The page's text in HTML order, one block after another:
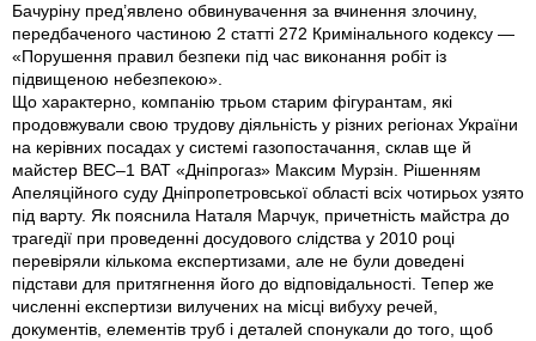
Бачуріну пред’явлено обвинувачення за вчинення злочину,
передбаченого частиною 2 статті 272 Кримінального кодексу —
«Порушення правил безпеки під час виконання робіт iз
підвищеною небезпекою».
Що характерно, компанію трьом старим фігурантам, які
продовжували свою трудову діяльність у різних регіонах України
на керівних посадах у системі газопостачання, склав ще й
майстер ВЕС–1 ВАТ «Дніпрогаз» Максим Мурзін. Рішенням
Апеляційного суду Дніпропетровської області всіх чотирьох узято
під варту. Як пояснила Наталя Марчук, причетність майстра до
трагедії при проведенні досудового слідства у 2010 році
перевіряли кількома експертизами, але не були доведені
підстави для притягнення його до відповідальності. Тепер же
численні експертизи вилучених на місці вибуху речей,
документів, елементів труб і деталей спонукали до того, щоб